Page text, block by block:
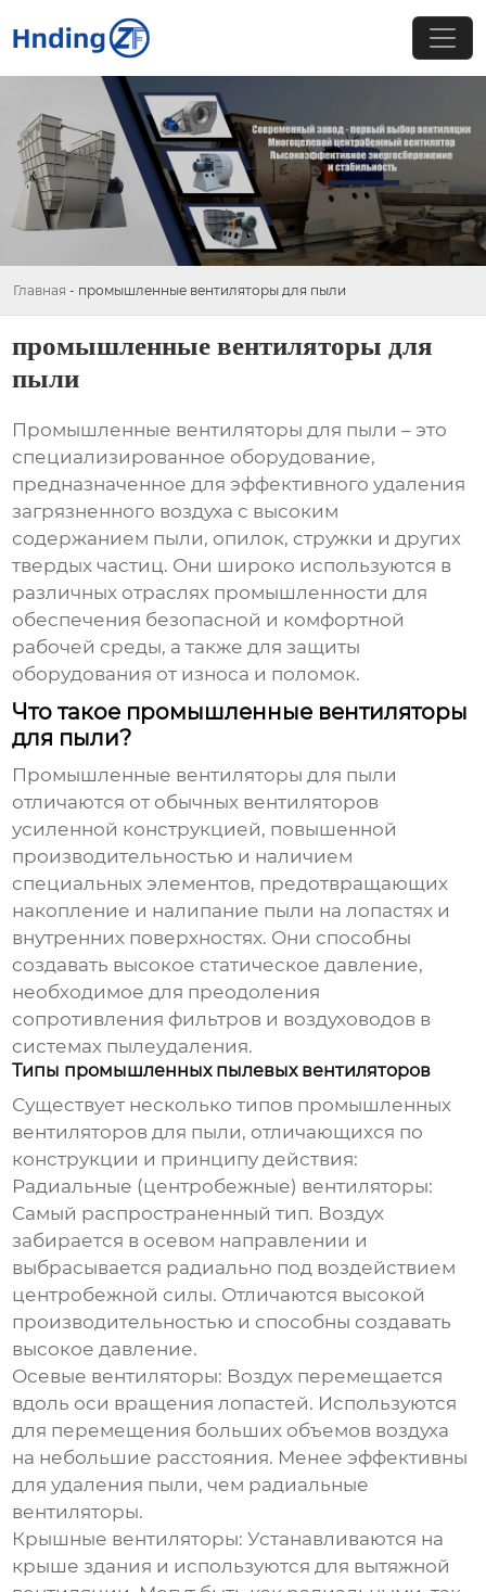
Главная - промышленные вентиляторы для пыли
промышленные вентиляторы для
пыли
Промышленные вентиляторы для пыли – это
специализированное оборудование,
предназначенное для эффективного удаления
загрязненного воздуха с высоким
содержанием пыли, опилок, стружки и других
твердых частиц. Они широко используются в
различных отраслях промышленности для
обеспечения безопасной и комфортной
рабочей среды, а также для защиты
оборудования от износа и поломок.
Что такое промышленные вентиляторы
для пыли?
Промышленные вентиляторы для пыли
отличаются от обычных вентиляторов
усиленной конструкцией, повышенной
производительностью и наличием
специальных элементов, предотвращающих
накопление и налипание пыли на лопастях и
внутренних поверхностях. Они способны
создавать высокое статическое давление,
необходимое для преодоления
сопротивления фильтров и воздуховодов в
системах пылеудаления.
Типы промышленных пылевых вентиляторов
Существует несколько типов промышленных
вентиляторов для пыли, отличающихся по
конструкции и принципу действия:
Радиальные (центробежные) вентиляторы:
Самый распространенный тип. Воздух
забирается в осевом направлении и
выбрасывается радиально под воздействием
центробежной силы. Отличаются высокой
производительностью и способны создавать
высокое давление.
Осевые вентиляторы: Воздух перемещается
вдоль оси вращения лопастей. Используются
для перемещения больших объемов воздуха
на небольшие расстояния. Менее эффективны
для удаления пыли, чем радиальные
вентиляторы.
Крышные вентиляторы: Устанавливаются на
крыше здания и используются для вытяжной